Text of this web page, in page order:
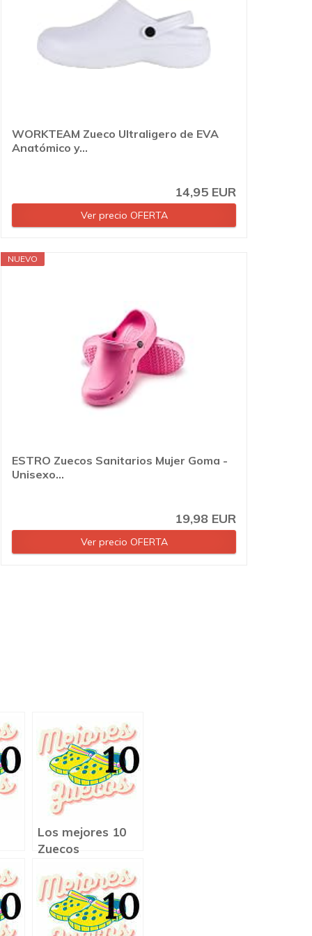
WORKTEAM Zueco Ultraligero de EVA
Anatómico y...
14,95 EUR
Ver precio OFERTA
NUEVO
ESTRO Zuecos Sanitarios Mujer Goma -
Unisexo...
19,98 EUR
Ver precio OFERTA
Los mejores 10
Zuecos